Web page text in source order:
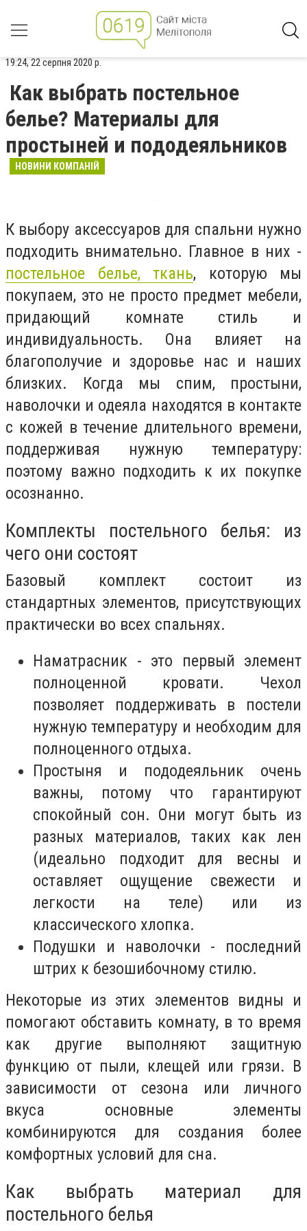
19:24, 22 серпня 2020 р.
Как выбрать постельное
белье? Материалы для
простыней и пододеяльников
НОВИНИ КОМПАНІЙ
К выбору аксессуаров для спальни нужно
подходить внимательно. Главное в них -
постельное белье, ткань, которую мы
покупаем, это не просто предмет мебели,
придающий комнате стиль и
индивидуальность. Она влияет на
благополучие и здоровье нас и наших
близких. Когда мы спим, простыни,
наволочки и одеяла находятся в контакте
с кожей в течение длительного времени,
поддерживая нужную температуру:
поэтому важно подходить к их покупке
осознанно.
Комплекты постельного белья: из
чего они состоят
Базовый комплект состоит из
стандартных элементов, присутствующих
практически во всех спальнях.
Наматрасник - это первый элемент
полноценной кровати. Чехол
позволяет поддерживать в постели
нужную температуру и необходим для
полноценного отдыха.
Простыня и пододеяльник очень
важны, потому что гарантируют
спокойный сон. Они могут быть из
разных материалов, таких как лен
(идеально подходит для весны и
оставляет ощущение свежести и
легкости на теле) или из
классического хлопка.
Подушки и наволочки - последний
штрих к безошибочному стилю.
Некоторые из этих элементов видны и
помогают обставить комнату, в то время
как другие выполняют защитную
функцию от пыли, клещей или грязи. В
зависимости от сезона или личного
вкуса основные элементы
комбинируются для создания более
комфортных условий для сна.
Как выбрать материал для
постельного белья